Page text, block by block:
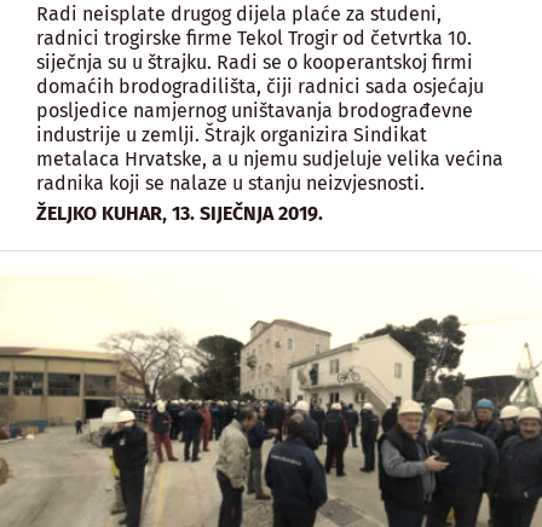
Radi neisplate drugog dijela plaće za studeni,
radnici trogirske firme Tekol Trogir od četvrtka 10.
siječnja su u štrajku. Radi se o kooperantskoj firmi
domaćih brodogradilišta, čiji radnici sada osjećaju
posljedice namjernog uništavanja brodograđevne
industrije u zemlji. Štrajk organizira Sindikat
metalaca Hrvatske, a u njemu sudjeluje velika većina
radnika koji se nalaze u stanju neizvjesnosti.
ŽELJKO KUHAR, 13. SIJEČNJA 2019.